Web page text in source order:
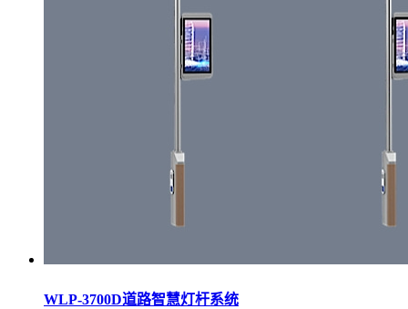
WLP-3700D道路智慧灯杆系统